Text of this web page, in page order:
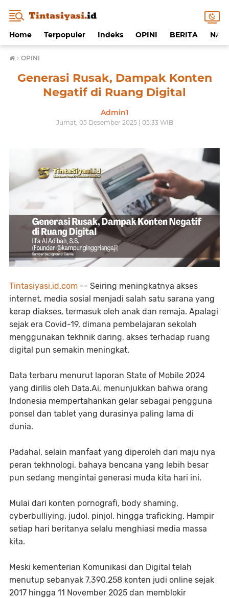
Home Terpopuler Indeks OPINI BERITA
› OPINI
Generasi Rusak, Dampak Konten
Negatif di Ruang Digital
Admin1
Jumat, 05 Desember 2025 | 05:33 WIB
Tintasiyasi.id.com -- Seiring meningkatnya akses
internet, media sosial menjadi salah satu sarana yang
kerap diakses, termasuk oleh anak dan remaja. Apalagi
sejak era Covid-19, dimana pembelajaran sekolah
menggunakan tekhnik daring, akses terhadap ruang
digital pun semakin meningkat.
Data terbaru menurut laporan State of Mobile 2024
yang dirilis oleh Data.Ai, menunjukkan bahwa orang
Indonesia mempertahankan gelar sebagai pengguna
ponsel dan tablet yang durasinya paling lama di
dunia.
Padahal, selain manfaat yang diperoleh dari maju nya
peran tekhnologi, bahaya bencana yang lebih besar
pun sedang mengintai generasi muda kita hari ini.
Mulai dari konten pornografi, body shaming,
cyberbulliying, judol, pinjol, hingga traficking. Hampir
setiap hari beritanya selalu menghiasi media massa
kita.
Meski kementerian Komunikasi dan Digital telah
menutup sebanyak 7.390.258 konten judi online sejak
2017 hingga 11 November 2025 dan memblokir